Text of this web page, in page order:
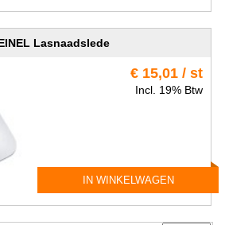
Lasnaadslede
€ 15,01 / st
Incl. 19% Btw
IN WINKELWAGEN